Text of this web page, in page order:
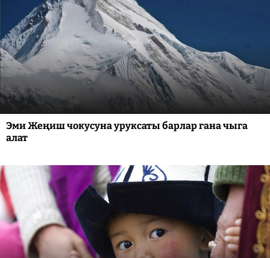
Эми Жеңиш чокусуна уруксаты барлар гана чыга
алат